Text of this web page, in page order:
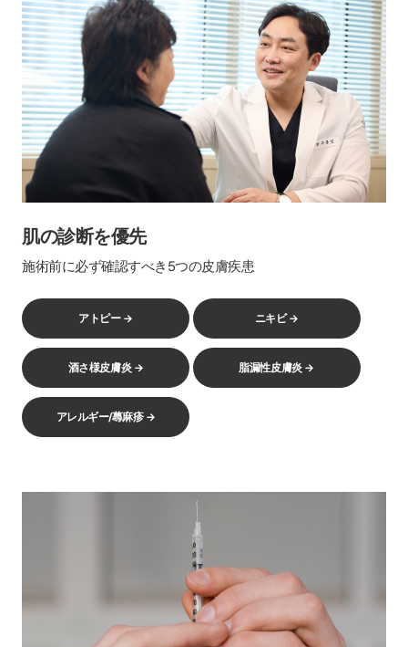
肌の診断を優先
施術前に必ず確認すべき5つの皮膚疾患
アトピー → ニキビ →
酒さ様皮膚炎 → 脂漏性皮膚炎 →
アレルギー/蕁麻疹 →